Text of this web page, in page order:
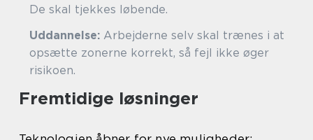
De skal tjekkes løbende.
Uddannelse: Arbejderne selv skal trænes i at
opsætte zonerne korrekt, så fejl ikke øger
risikoen.
Fremtidige løsninger